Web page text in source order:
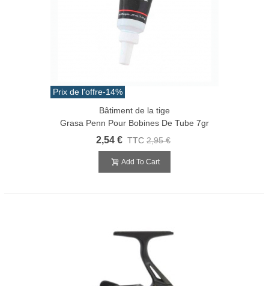
Prix de l'offre-14%
Bâtiment de la tige
Grasa Penn Pour Bobines De Tube 7gr
2,54 € TTC 2,95 €
Add To Cart